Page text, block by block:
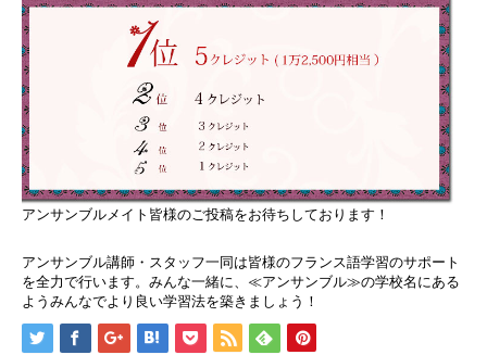
アンサンブルメイト皆様のご投稿をお待ちしております！
アンサンブル講師・スタッフ一同は皆様のフランス語学習のサポート
を全力で行います。みんな一緒に、≪アンサンブル≫の学校名にある
ようみんなでより良い学習法を築きましょう！